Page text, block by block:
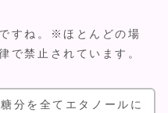
すね。※ほとんどの場
で禁止されています。
分を全てエタノールに